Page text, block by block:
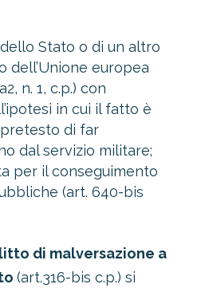
Stato o di un altro
dell’Unione europea
n. 1, c.p.) con
in cui il fatto è
di far
dal servizio militare;
per il conseguimento
(art. 640-bis
di malversazione a
(art.316-bis c.p.) si